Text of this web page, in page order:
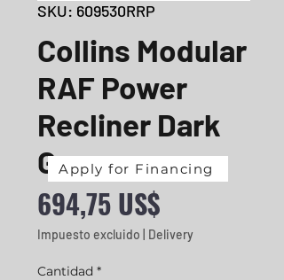
SKU: 609530RRP
Collins Modular
RAF Power
Recliner Dark
Grey
694,75 US$
Impuesto excluido Delivery
Cantidad *
Apply for Financing